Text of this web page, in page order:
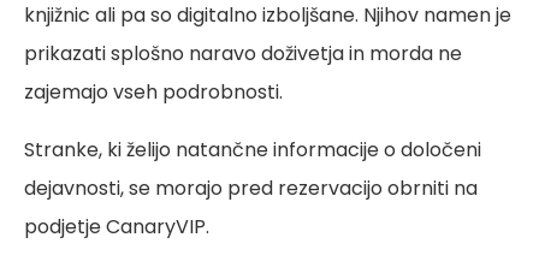
knjižnic ali pa so digitalno izboljšane. Njihov namen je
prikazati splošno naravo doživetja in morda ne
zajemajo vseh podrobnosti.
Stranke, ki želijo natančne informacije o določeni
dejavnosti, se morajo pred rezervacijo obrniti na
podjetje CanaryVIP.